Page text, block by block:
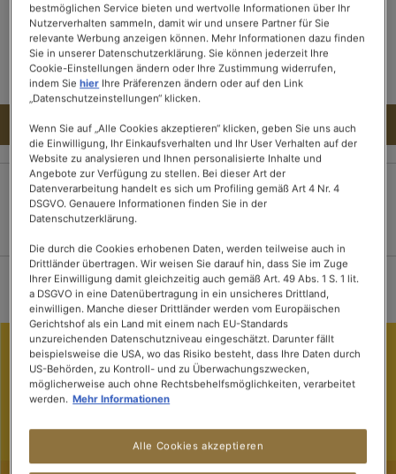
Bewertung:
84
% of100
Bewertungen lesen (9)
Auf Lager
IN DEN WARENKORB
100% sichere
Zahlung
Lieferung innerhalb
bestmöglichen Service bieten und wertvolle Informationen über Ihr
Nutzerverhalten sammeln, damit wir und unsere Partner für Sie
relevante Werbung anzeigen können. Mehr Informationen dazu finden
Sie in unserer Datenschutzerklärung. Sie können jederzeit Ihre
Cookie-Einstellungen ändern oder Ihre Zustimmung widerrufen,
indem Siehier Ihre Präferenzen ändern oder auf den Link
„Datenschutzeinstellungen“ klicken.
Wenn Sie auf „Alle Cookies akzeptieren“ klicken, geben Sie uns auch
die Einwilligung, Ihr Einkaufsverhalten und Ihr User Verhalten auf der
Website zu analysieren und Ihnen personalisierte Inhalte und
Angebote zur Verfügung zu stellen. Bei dieser Art der
Datenverarbeitung handelt es sich um Profiling gemäß Art 4 Nr. 4
DSGVO. Genauere Informationen finden Sie in der
Datenschutzerklärung.
Die durch die Cookies erhobenen Daten, werden teilweise auch in
Drittländer übertragen. Wir weisen Sie darauf hin, dass Sie im Zuge
Ihrer Einwilligung damit gleichzeitig auch gemäß Art. 49 Abs. 1 S. 1 lit.
a DSGVO in eine Datenübertragung in ein unsicheres Drittland,
einwilligen. Manche dieser Drittländer werden vom Europäischen
Gerichtshof als ein Land mit einem nach EU-Standards
unzureichenden Datenschutzniveau eingeschätzt. Darunter fällt
beispielsweise die USA, wo das Risiko besteht, dass Ihre Daten durch
US-Behörden, zu Kontroll- und zu Überwachungszwecken,
möglicherweise auch ohne Rechtsbehelfsmöglichkeiten, verarbeitet
werden. Mehr Informationen
Alle Cookies akzeptieren